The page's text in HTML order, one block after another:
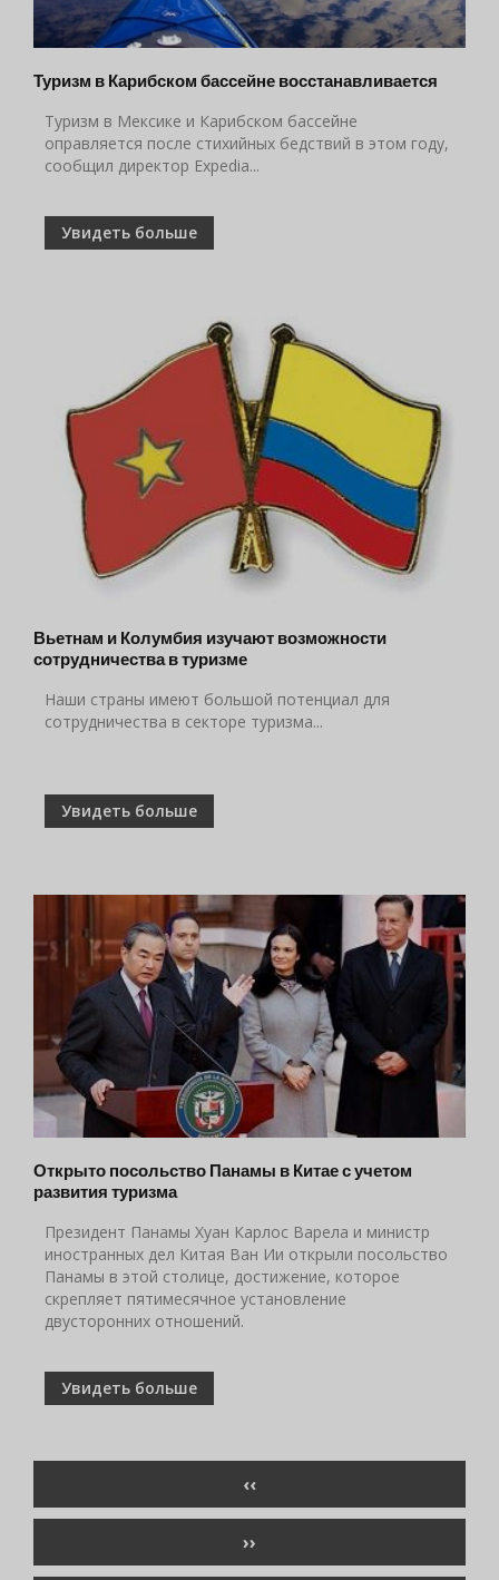
Туризм в Карибском бассейне восстанавливается
Туризм в Мексике и Карибском бассейне
оправляется после стихийных бедствий в этом году,
сообщил директор Expedia...
Увидеть больше
Вьетнам и Колумбия изучают возможности
сотрудничества в туризме
Наши страны имеют большой потенциал для
сотрудничества в секторе туризма...
Увидеть больше
Открыто посольство Панамы в Китае с учетом
развития туризма
Президент Панамы Хуан Карлос Варела и министр
иностранных дел Китая Ван Ии открыли посольство
Панамы в этой столице, достижение, которое
скрепляет пятимесячное установление
двусторонних отношений.
Увидеть больше
ПРЕДЫДУЩАЯ
СТРАНИЦА
‹‹
СЛЕДУЮЩАЯ
СТРАНИЦА
››